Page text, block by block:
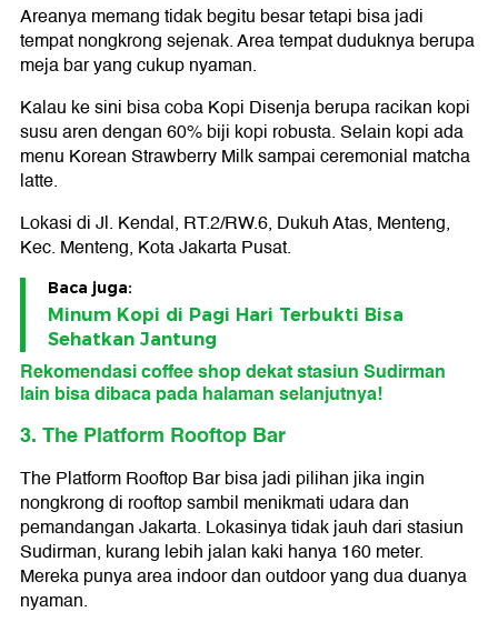
Areanya memang tidak begitu besar tetapi bisa jadi
tempat nongkrong sejenak. Area tempat duduknya berupa
meja bar yang cukup nyaman.
Kalau ke sini bisa coba Kopi Disenja berupa racikan kopi
susu aren dengan 60% biji kopi robusta. Selain kopi ada
menu Korean Strawberry Milk sampai ceremonial matcha
latte.
Lokasi di Jl. Kendal, RT.2/RW.6, Dukuh Atas, Menteng,
Kec. Menteng, Kota Jakarta Pusat.
Baca juga:
Minum Kopi di Pagi Hari Terbukti Bisa
Sehatkan Jantung
Rekomendasi coffee shop dekat stasiun Sudirman
lain bisa dibaca pada halaman selanjutnya!
3. The Platform Rooftop Bar
The Platform Rooftop Bar bisa jadi pilihan jika ingin
nongkrong di rooftop sambil menikmati udara dan
pemandangan Jakarta. Lokasinya tidak jauh dari stasiun
Sudirman, kurang lebih jalan kaki hanya 160 meter.
Mereka punya area indoor dan outdoor yang dua duanya
nyaman.